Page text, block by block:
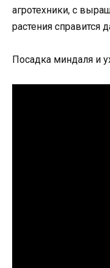
агротехники, с
растения
Посадка миндаля и